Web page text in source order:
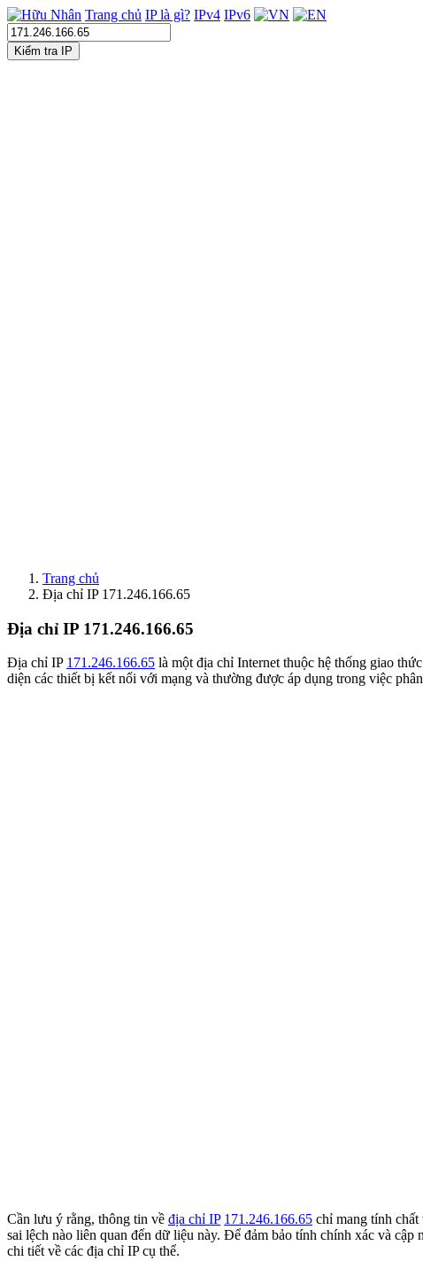
Trang chủ IP là gì? IPv4 IPv6
Kiểm tra IP
Trang chủ
Địa chỉ IP 171.246.166.65
Địa chỉ IP 171.246.166.65
Địa chỉ IP 171.246.166.65 là một địa chỉ Internet thuộc hệ thống giao thức
diện các thiết bị kết nối với mạng và thường được áp dụng trong việc
Cần lưu ý rằng, thông tin về địa chỉ IP 171.246.166.65 chỉ mang tính
sai lệch nào liên quan đến dữ liệu này. Để đảm bảo tính chính xác và
chi tiết về các địa chỉ IP cụ thể.